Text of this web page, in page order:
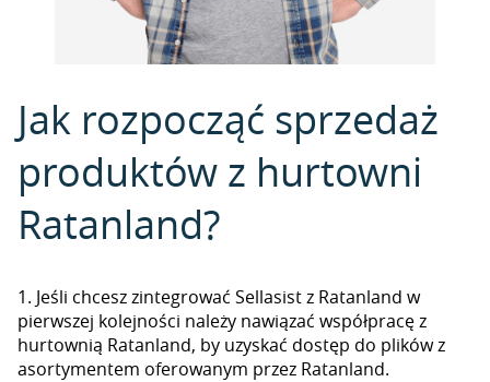
Jak rozpocząć sprzedaż
produktów z hurtowni
Ratanland?
1. Jeśli chcesz zintegrować Sellasist z Ratanland w
pierwszej kolejności należy nawiązać współpracę z
hurtownią Ratanland, by uzyskać dostęp do plików z
asortymentem oferowanym przez Ratanland.